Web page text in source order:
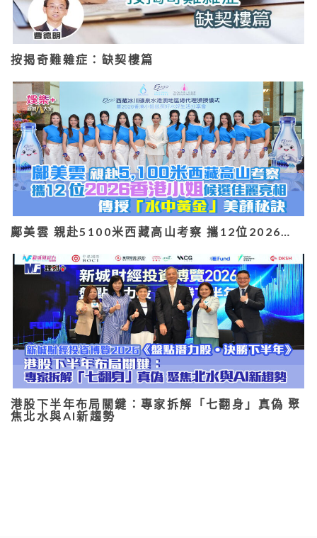
按揭奇難雜症：缺契樓篇
鄺美雲 親赴5100米西藏高山考察 攜12位2026…
港股下半年布局關鍵：專家拆解「七翻身」真偽 聚
焦北水與AI新趨勢